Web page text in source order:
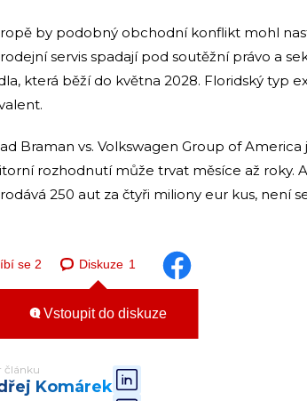
by podobný obchodní konflikt mohl
servis spadají pod soutěžní právo a
která běží do května 2028. Floridský typ
Braman vs. Volkswagen Group of
rozhodnutí může trvat měsíce až roky.
250 aut za čtyři miliony eur kus, není
Diskuze 1
Vstoupit do diskuze
článku
Komárek